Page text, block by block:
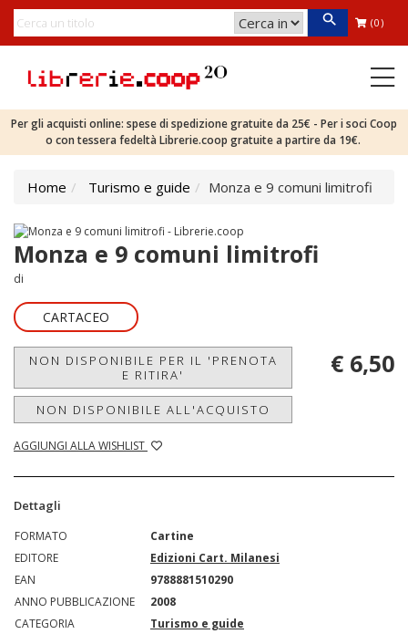
(0)
Per gli acquisti online: spese di spedizione gratuite da 25€ - Per i soci Coop
o con tessera fedeltà Librerie.coop gratuite a partire da 19€.
Home Turismo e guide Monza e 9 comuni limitrofi
Monza e 9 comuni limitrofi
di
CARTACEO
NON DISPONIBILE PER IL 'PRENOTA
E RITIRA'
NON DISPONIBILE ALL'ACQUISTO
AGGIUNGI ALLA WISHLIST
€ 6,50
Dettagli
FORMATO
Cartine
EDITORE
Edizioni Cart. Milanesi
EAN
9788881510290
ANNO PUBBLICAZIONE
2008
CATEGORIA
Turismo e guide